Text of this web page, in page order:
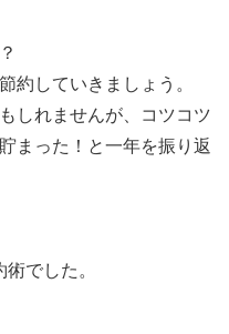
約していきましょう。
しれませんが、コツコツ
まった！と一年を振り返
でした。